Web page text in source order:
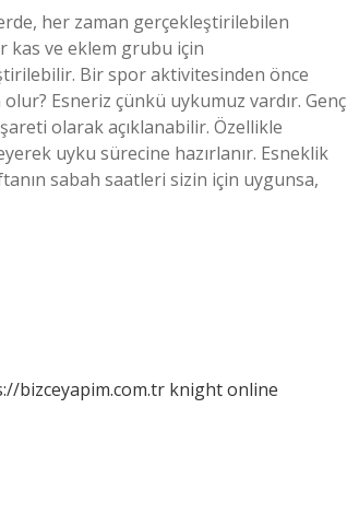
her zaman gerçekleştirilebilen
ve eklem grubu için
Bir spor aktivitesinden önce
Esneriz çünkü uykumuz vardır. Genç
olarak açıklanabilir. Özellikle
uyku sürecine hazırlanır. Esneklik
sabah saatleri sizin için uygunsa,
bizceyapim.com.tr knight online